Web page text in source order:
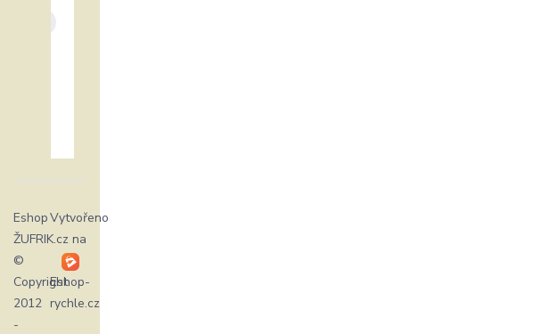
Eshop
ŽUFRIK.cz
©
Copyright
2012
-
Vytvořeno
na
Eshop-
rychle.cz